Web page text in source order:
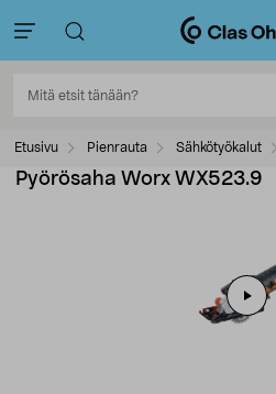
Etusivu Pienrauta Sähkötyökalut
Pyörösaha Worx WX523.9